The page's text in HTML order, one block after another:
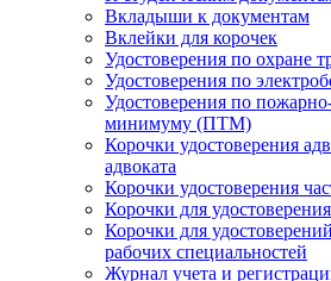
Вкладыши к документам
Вклейки для корочек
Удостоверения по охране
Удостоверения по
Удостоверения по
минимуму (ПТМ)
Корочки удостоверения
адвоката
Корочки удостоверения
Корочки для
Корочки для
рабочих специальностей
Журнал учета и